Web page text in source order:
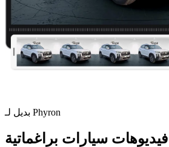
بديل لـ Phyron
فيديوهات سيارات براغماتية